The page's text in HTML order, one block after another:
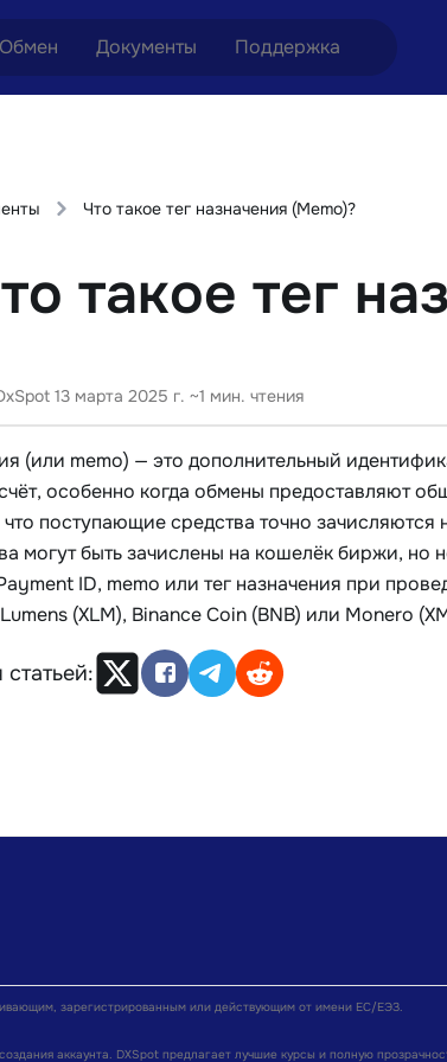
Обмен
на BTC
Документы Поддержка
Онлайн чат
Что такое тег назначения (Memo)?
такое тег
13 марта 2025 г. ~1 мин. чтения
(или memo) — это дополнительный
особенно когда обмены предоставляют
что поступающие средства точно зачисляются
могут быть зачислены на кошелёк биржи, но
ID, memo или тег назначения при
(XLM), Binance Coin (BNB) или Monero
зарегистрированным или действующим от имени ЕС/ЕЭЗ.
аккаунта. DXSpot предлагает лучшие курсы и полную